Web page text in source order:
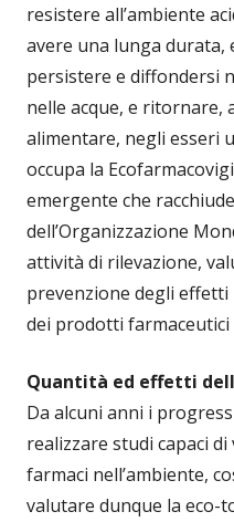
resistere all’ambiente
avere una lunga durata,
persistere e diffondersi
nelle acque, e ritornare,
alimentare, negli esseri
occupa la
emergente che
dell’Organizzazione
attività di rilevazione,
prevenzione degli
dei prodotti farmaceutici
Quantità ed effetti
Da alcuni anni i
realizzare studi capaci
farmaci nell’ambiente,
valutare dunque la eco-